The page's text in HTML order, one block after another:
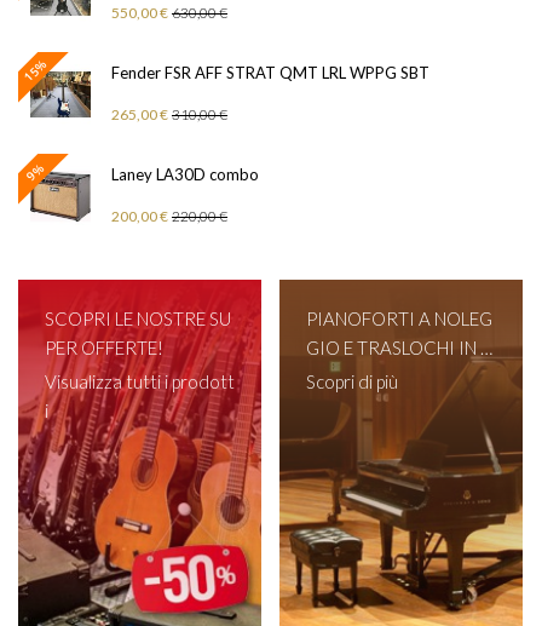
550,00 € 630,00 €
15% Fender FSR AFF STRAT QMT LRL WPPG SBT
265,00 € 310,00 €
9% Laney LA30D combo
200,00 € 220,00 €
SCOPRI LE NOSTRE SU
PER OFFERTE!
Visualizza tutti i prodott
i
PIANOFORTI A NOLEG
GIO E TRASLOCHI IN T
UTTA ITALIA!
Scopri di più